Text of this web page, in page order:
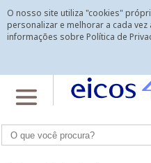
O nosso site utiliza "cookies"
personalizar e melhorar a cada vez
informações sobre Política de
Home > Política
Política de